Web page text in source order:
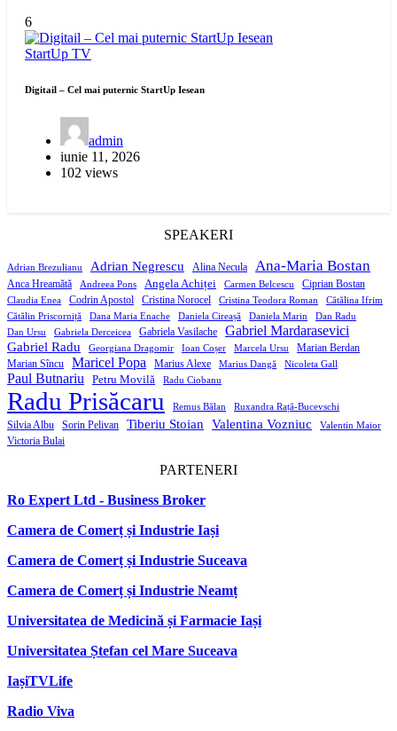
6
StartUp TV
Digitail – Cel mai puternic StartUp Iesean
admin
iunie 11, 2026
102 views
SPEAKERI
Adrian Brezulianu Adrian Negrescu Alina Necula Ana-Maria Bostan
Anca Hreamătă Andreea Pons Angela Achiței Carmen Belcescu Ciprian Bostan
Claudia Enea Codrin Apostol Cristina Norocel Cristina Teodora Roman
Cătălina Ifrim
Cătălin Priscorniță
Dana Maria Enache Daniela Cireașă Daniela Marin
Dan Radu
Dan Ursu
Gabriela Derceicea Gabriela Vasilache Gabriel Mardarasevici
Gabriel Radu Georgiana Dragomir Ioan Coșer Marcela Ursu
Marian Berdan
Marian Sîncu
Maricel Popa Marius Alexe Marius Dangă Nicoleta Gall
Paul Butnariu Petru Movilă Radu Ciobanu
Radu Prisăcaru Remus Bălan Ruxandra Rață-Bucevschi
Silvia Albu Sorin Pelivan Tiberiu Stoian Valentina Vozniuc Valentin Maior
Victoria Bulai
PARTENERI
Ro Expert Ltd - Business Broker
Camera de Comerț și Industrie Iași
Camera de Comerț și Industrie Suceava
Camera de Comerț și Industrie Neamț
Universitatea de Medicină și Farmacie Iași
Universitatea Ștefan cel Mare Suceava
IașiTVLife
Radio Viva